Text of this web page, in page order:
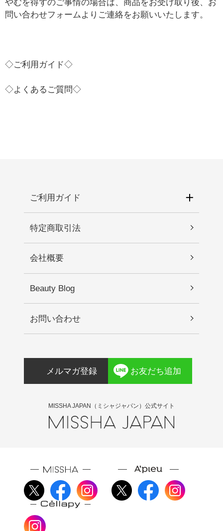
やむを得ずのご事情の場合は、商品をお受け取り後、お
問い合わせフォームよりご連絡をお願いいたします。
◇ご利用ガイド◇
◇よくあるご質問◇
ご利用ガイド
特定商取引法
会社概要
Beauty Blog
お問い合わせ
メルマガ登録 お友だち追加
MISSHA JAPAN（ミシャジャパン）公式サイト